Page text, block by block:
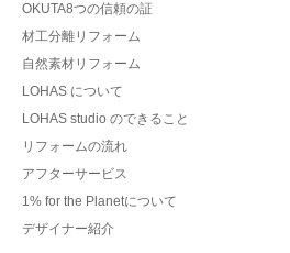
OKUTA8つの信頼の証
材工分離リフォーム
自然素材リフォーム
LOHAS について
LOHAS studio のできること
リフォームの流れ
アフターサービス
1% for the Planetについて
デザイナー紹介